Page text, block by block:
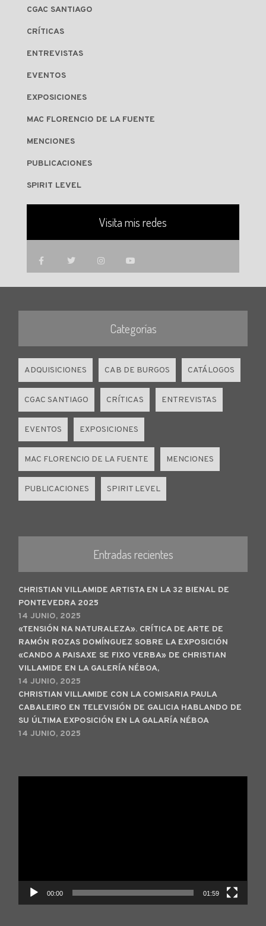
CGAC SANTIAGO
CRÍTICAS
ENTREVISTAS
EVENTOS
EXPOSICIONES
MAC FLORENCIO DE LA FUENTE
MENCIONES
PUBLICACIONES
SPIRIT LEVEL
Visita mis redes
Categorías
ADQUISICIONES CAB DE BURGOS CATÁLOGOS
CGAC SANTIAGO CRÍTICAS ENTREVISTAS
EVENTOS EXPOSICIONES
MAC FLORENCIO DE LA FUENTE MENCIONES
PUBLICACIONES SPIRIT LEVEL
Entradas recientes
CHRISTIAN VILLAMIDE ARTISTA EN LA 32 BIENAL DE
PONTEVEDRA 2025
14 JUNIO, 2025
«TENSIÓN NA NATURALEZA». CRÍTICA DE ARTE DE
RAMÓN ROZAS DOMÍNGUEZ SOBRE LA EXPOSICIÓN
«CANDO A PAISAXE SE FIXO VERBA» DE CHRISTIAN
VILLAMIDE EN LA GALERÍA NÉBOA,
14 JUNIO, 2025
CHRISTIAN VILLAMIDE CON LA COMISARIA PAULA
CABALEIRO EN TELEVISIÓN DE GALICIA HABLANDO DE
SU ÚLTIMA EXPOSICIÓN EN LA GALARÍA NÉBOA
14 JUNIO, 2025
00:00 01:59